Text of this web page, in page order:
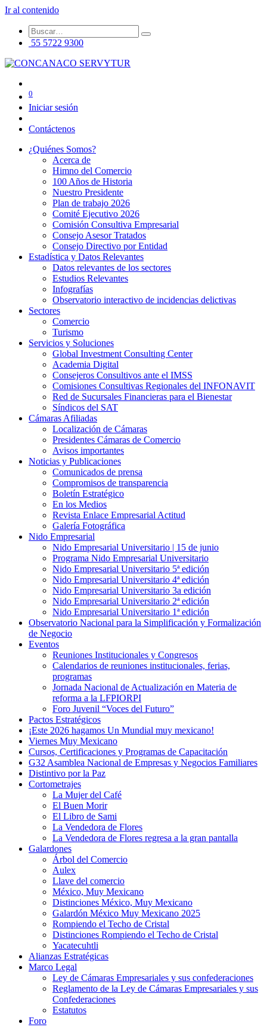
Ir al contenido
55 5722 9300
0
Iniciar sesión
Contáctenos
¿Quiénes Somos?
Acerca de
Himno del Comercio
100 Años de Historia
Nuestro Presidente
Plan de trabajo 2026
Comité Ejecutivo 2026
Comisión Consultiva Empresarial
Consejo Asesor Tratados
Consejo Directivo por Entidad
Estadística y Datos Relevantes
Datos relevantes de los sectores
Estudios Relevantes
Infografías
Observatorio interactivo de incidencias delictivas
Sectores
Comercio
Turismo
Servicios y Soluciones
Global Investment Consulting Center
Academia Digital
Consejeros Consultivos ante el IMSS
Comisiones Consultivas Regionales del INFONAVIT
Red de Sucursales Financieras para el Bienestar
Síndicos del SAT
Cámaras Afiliadas
Localización de Cámaras
Presidentes Cámaras de Comercio
Avisos importantes
Noticias y Publicaciones
Comunicados de prensa
Compromisos de transparencia
Boletín Estratégico
En los Medios
Revista Enlace Empresarial Actitud
Galería Fotográfica
Nido Empresarial
Nido Empresarial Universitario | 15 de junio
Programa Nido Empresarial Universitario
Nido Empresarial Universitario 5ª edición
Nido Empresarial Universitario 4ª edición
Nido Empresarial Universitario 3a edición
Nido Empresarial Universitario 2ª edición
Nido Empresarial Universitario 1ª edición
Observatorio Nacional para la Simplificación y Formalización
de Negocio
Eventos
Reuniones Institucionales y Congresos
Calendarios de reuniones institucionales, ferias,
programas
Jornada Nacional de Actualización en Materia de
reforma a la LFPIORPI
Foro Juvenil “Voces del Futuro”
Pactos Estratégicos
¡Este 2026 hagamos Un Mundial muy mexicano!
Viernes Muy Mexicano
Cursos, Certificaciones y Programas de Capacitación
G32 Asamblea Nacional de Empresas y Negocios Familiares
Distintivo por la Paz
Cortometrajes
La Mujer del Café
El Buen Morir
El Libro de Sami
La Vendedora de Flores
La Vendedora de Flores regresa a la gran pantalla
Galardones
Árbol del Comercio
Aulex
Llave del comercio
México, Muy Mexicano
Distinciones México, Muy Mexicano
Galardón México Muy Mexicano 2025
Rompiendo el Techo de Cristal
Distinciones Rompiendo el Techo de Cristal
Yacatecuhtli
Alianzas Estratégicas
Marco Legal
Ley de Cámaras Empresariales y sus confederaciones
Reglamento de la Ley de Cámaras Empresariales y sus
Confederaciones
Estatutos
Foro